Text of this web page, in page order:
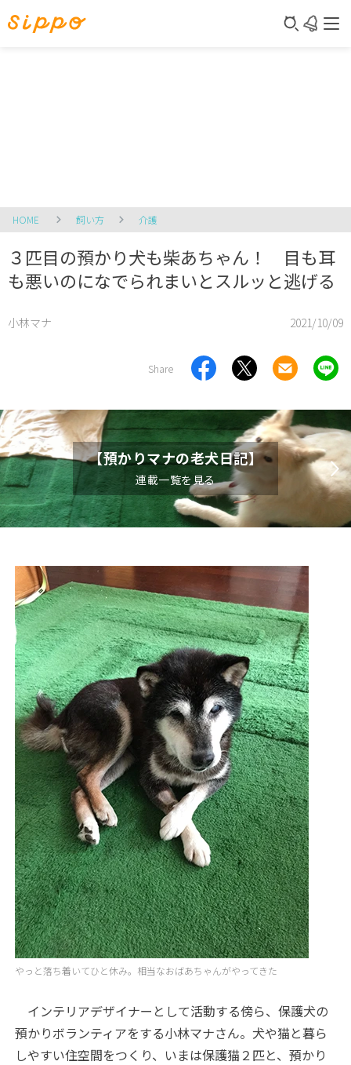
HOME 飼い方 介護
３匹目の預かり犬も柴あちゃん！ 目も耳
も悪いのになでられまいとスルッと逃げる
小林マナ 2021/10/09
Share
【預かりマナの老犬日記】
連載一覧を見る
やっと落ち着いてひと休み。相当なおばあちゃんがやってきた
インテリアデザイナーとして活動する傍ら、保護犬の
預かりボランティアをする小林マナさん。犬や猫と暮ら
しやすい住空間をつくり、いまは保護猫２匹と、預かり